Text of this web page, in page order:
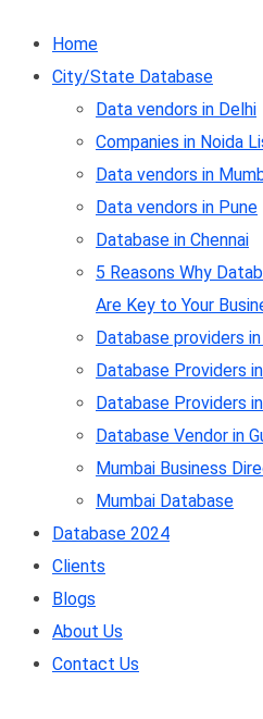
Home
City/State Database
Data vendors in Delhi
Companies in Noida
Data vendors in
Data vendors in Pune
Database in Chennai
5 Reasons Why
Are Key to Your
Database providers in
Database Providers
Database Providers
Database Vendor in
Mumbai Business
Mumbai Database
Database 2024
Clients
Blogs
About Us
Contact Us